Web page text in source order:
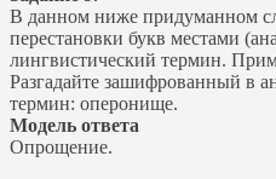
В данном ниже придуманном
перестановки букв местами
лингвистический термин.
Разгадайте зашифрованный в
термин: оперонище.
Модель ответа
Опрощение.